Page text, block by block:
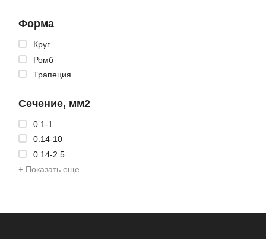
Форма
Круг
Ромб
Трапеция
Сечение, мм2
0.1-1
0.14-10
0.14-2.5
+ Показать еще